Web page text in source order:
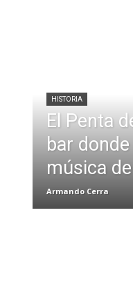
HISTORIA
El Penta
bar
música
Armando Cerra